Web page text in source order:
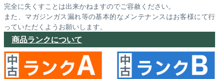
完全に失くすことは出来かねますのでご容赦ください。
また、マガジンガス漏れ等の基本的なメンテナンスはお客様にて行
っていただくようお願いします。
商品ランクについて